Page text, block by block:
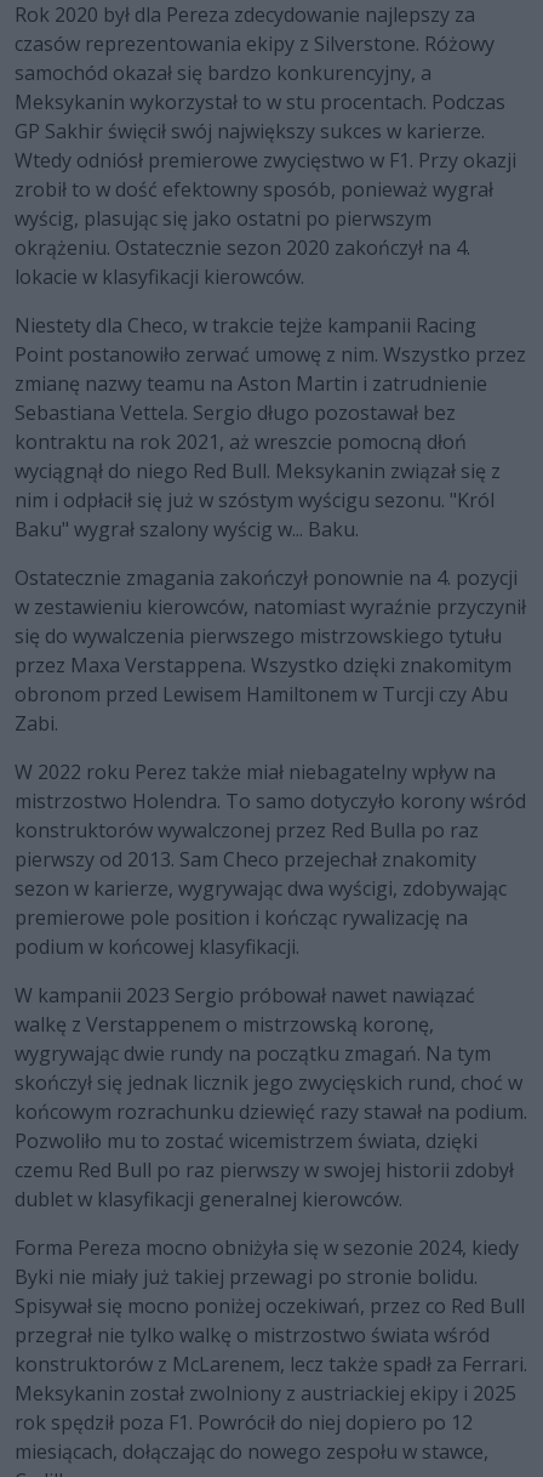
Rok 2020 był dla Pereza zdecydowanie najlepszy za
czasów reprezentowania ekipy z Silverstone. Różowy
samochód okazał się bardzo konkurencyjny, a
Meksykanin wykorzystał to w stu procentach. Podczas
GP Sakhir święcił swój największy sukces w karierze.
Wtedy odniósł premierowe zwycięstwo w F1. Przy okazji
zrobił to w dość efektowny sposób, ponieważ wygrał
wyścig, plasując się jako ostatni po pierwszym
okrążeniu. Ostatecznie sezon 2020 zakończył na 4.
lokacie w klasyfikacji kierowców.
Niestety dla Checo, w trakcie tejże kampanii Racing
Point postanowiło zerwać umowę z nim. Wszystko przez
zmianę nazwy teamu na Aston Martin i zatrudnienie
Sebastiana Vettela. Sergio długo pozostawał bez
kontraktu na rok 2021, aż wreszcie pomocną dłoń
wyciągnął do niego Red Bull. Meksykanin związał się z
nim i odpłacił się już w szóstym wyścigu sezonu. "Król
Baku" wygrał szalony wyścig w... Baku.
Ostatecznie zmagania zakończył ponownie na 4. pozycji
w zestawieniu kierowców, natomiast wyraźnie przyczynił
się do wywalczenia pierwszego mistrzowskiego tytułu
przez Maxa Verstappena. Wszystko dzięki znakomitym
obronom przed Lewisem Hamiltonem w Turcji czy Abu
Zabi.
W 2022 roku Perez także miał niebagatelny wpływ na
mistrzostwo Holendra. To samo dotyczyło korony wśród
konstruktorów wywalczonej przez Red Bulla po raz
pierwszy od 2013. Sam Checo przejechał znakomity
sezon w karierze, wygrywając dwa wyścigi, zdobywając
premierowe pole position i kończąc rywalizację na
podium w końcowej klasyfikacji.
W kampanii 2023 Sergio próbował nawet nawiązać
walkę z Verstappenem o mistrzowską koronę,
wygrywając dwie rundy na początku zmagań. Na tym
skończył się jednak licznik jego zwycięskich rund, choć w
końcowym rozrachunku dziewięć razy stawał na podium.
Pozwoliło mu to zostać wicemistrzem świata, dzięki
czemu Red Bull po raz pierwszy w swojej historii zdobył
dublet w klasyfikacji generalnej kierowców.
Forma Pereza mocno obniżyła się w sezonie 2024, kiedy
Byki nie miały już takiej przewagi po stronie bolidu.
Spisywał się mocno poniżej oczekiwań, przez co Red Bull
przegrał nie tylko walkę o mistrzostwo świata wśród
konstruktorów z McLarenem, lecz także spadł za Ferrari.
Meksykanin został zwolniony z austriackiej ekipy i 2025
rok spędził poza F1. Powrócił do niej dopiero po 12
miesiącach, dołączając do nowego zespołu w stawce,